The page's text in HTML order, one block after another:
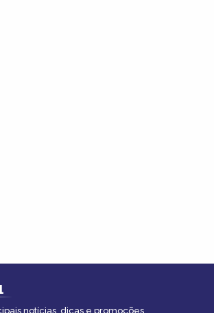
notícias, dicas e promoções